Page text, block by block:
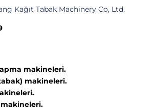
Kağıt Tabak Machinery Co, Ltd.
makineleri.
makineleri.